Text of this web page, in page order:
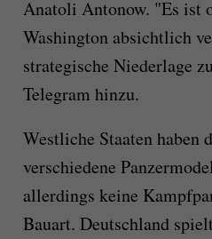
Anatoli Antonow. "Es ist
Washington absichtlich
strategische Niederlage
Telegram hinzu.
Westliche Staaten haben
verschiedene
allerdings keine
Bauart. Deutschland